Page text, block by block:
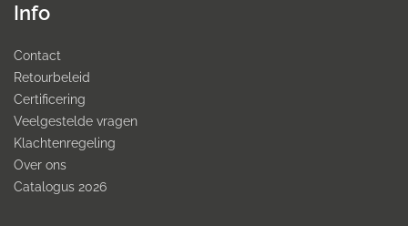
Info
Contact
Retourbeleid
Certificering
Veelgestelde vragen
Klachtenregeling
Over ons
Catalogus 2026